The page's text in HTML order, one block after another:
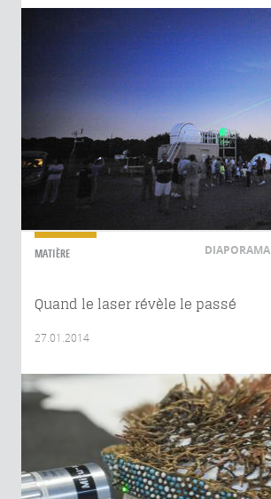
MATIÈRE DIAPORAMA
Quand le laser révèle le passé
27.01.2014